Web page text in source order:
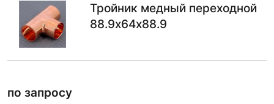
Тройник медный переходной
88.9х64х88.9
по запросу